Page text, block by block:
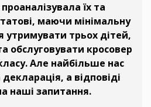
їх та
маючи мінімальну
утримувати трьох дітей,
обслуговувати кросовер
Але найбільше нас
а відповіді
наші запитання.